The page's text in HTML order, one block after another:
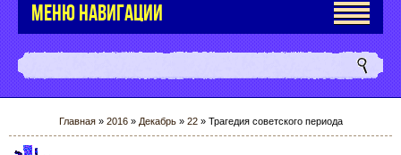
МЕНЮ НАВИГАЦИИ
Главная» 2016 » Декабрь » 22» Трагедия советского периода